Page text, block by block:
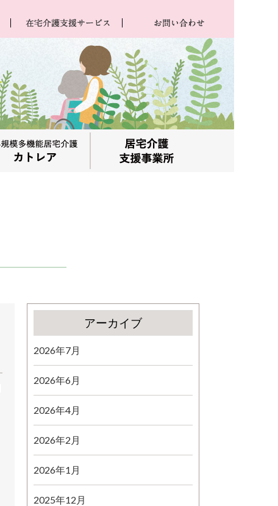
アーカイブ
2026年7月
2026年6月
2026年4月
2026年2月
2026年1月
2025年12月